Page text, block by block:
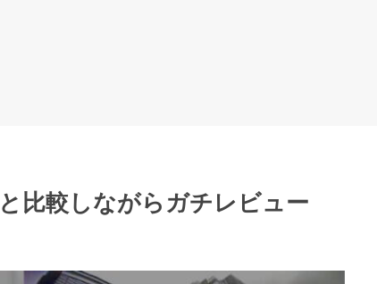
比較しながらガチレビュー